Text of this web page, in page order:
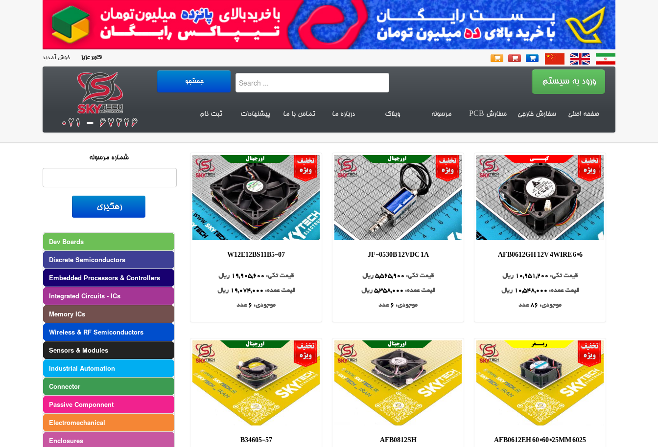
کاربر عزیزخوش آمدید!
صفحه اصلی سفارش خارجی سفارش PCB مرسوله وبلاگ درباره ما تماس با ما پیشنهادات ثبت نام
شماره مرسوله
Dev Boards
Discrete Semiconductors
Embedded Processors & Controllers
Integrated Circuits - ICs
Memory ICs
Wireless & RF Semiconductors
Sensors & Modules
Industrial Automation
Connector
Passive Componnent
Electromechanical
Enclosures
AFB0612GH 12V 4WIRE 6*6
قیمت تکی: 10,951,200 ریال
قیمت عمده: 10,548,000 ریال
موجودی: 86عدد
JF-0530B 12VDC 1A
قیمت تکی: 5,565,900 ریال
قیمت عمده: 5,358,000 ریال
موجودی: 6 عدد
W12E12BS11B5-07
قیمت تکی: 19,905,600 ریال
قیمت عمده: 19,074,000 ریال
موجودی: 6 عدد
6025 AFB0612EH 60*60*25MM
AFB0812SH
B34605-57